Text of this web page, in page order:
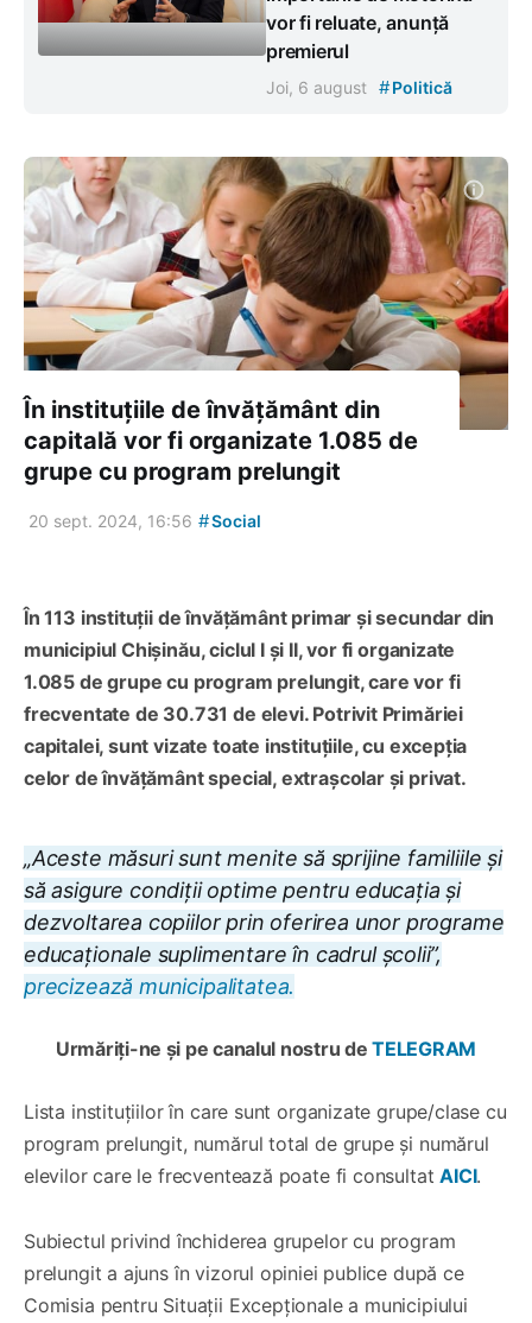
vor fi reluate, anunță
premierul
Joi, 6 august #Politică
În instituțiile de învățământ din
capitală vor fi organizate 1.085 de
grupe cu program prelungit
20 sept. 2024, 16:56 #Social
În 113 instituții de învățământ primar și secundar din
municipiul Chișinău, ciclul I și II, vor fi organizate
1.085 de grupe cu program prelungit, care vor fi
frecventate de 30.731 de elevi. Potrivit Primăriei
capitalei, sunt vizate toate instituțiile, cu excepția
celor de învățământ special, extrașcolar și privat.
„Aceste măsuri sunt menite să sprijine familiile și
să asigure condiții optime pentru educația și
dezvoltarea copiilor prin oferirea unor programe
educaționale suplimentare în cadrul școlii”,
precizează municipalitatea.
Urmăriți-ne și pe canalul nostru deTELEGRAM
Lista instituțiilor în care sunt organizate grupe/clase cu
program prelungit, numărul total de grupe și numărul
elevilor care le frecventează poate fi consultatAICI.
Subiectul privind închiderea grupelor cu program
prelungit a ajuns în vizorul opiniei publice după ce
Comisia pentru Situații Excepționale a municipiului